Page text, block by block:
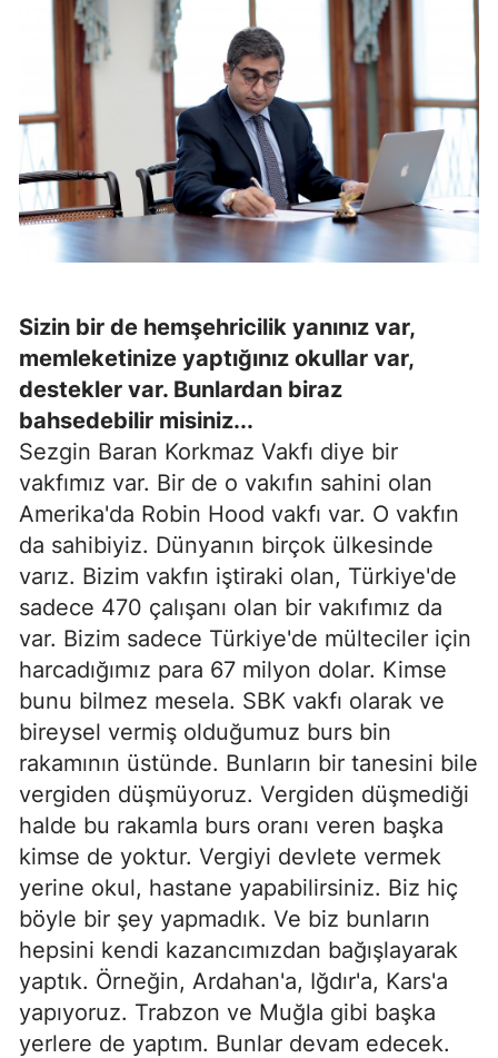
Sizin bir de hemşehricilik yanınız var,
memleketinize yaptığınız okullar var,
destekler var. Bunlardan biraz
bahsedebilir misiniz...
Sezgin Baran Korkmaz Vakfı diye bir
vakfımız var. Bir de o vakıfın sahini olan
Amerika'da Robin Hood vakfı var. O vakfın
da sahibiyiz. Dünyanın birçok ülkesinde
varız. Bizim vakfın iştiraki olan, Türkiye'de
sadece 470 çalışanı olan bir vakıfımız da
var. Bizim sadece Türkiye'de mülteciler için
harcadığımız para 67 milyon dolar. Kimse
bunu bilmez mesela. SBK vakfı olarak ve
bireysel vermiş olduğumuz burs bin
rakamının üstünde. Bunların bir tanesini bile
vergiden düşmüyoruz. Vergiden düşmediği
halde bu rakamla burs oranı veren başka
kimse de yoktur. Vergiyi devlete vermek
yerine okul, hastane yapabilirsiniz. Biz hiç
böyle bir şey yapmadık. Ve biz bunların
hepsini kendi kazancımızdan bağışlayarak
yaptık. Örneğin, Ardahan'a, Iğdır'a, Kars'a
yapıyoruz. Trabzon ve Muğla gibi başka
yerlere de yaptım. Bunlar devam edecek.